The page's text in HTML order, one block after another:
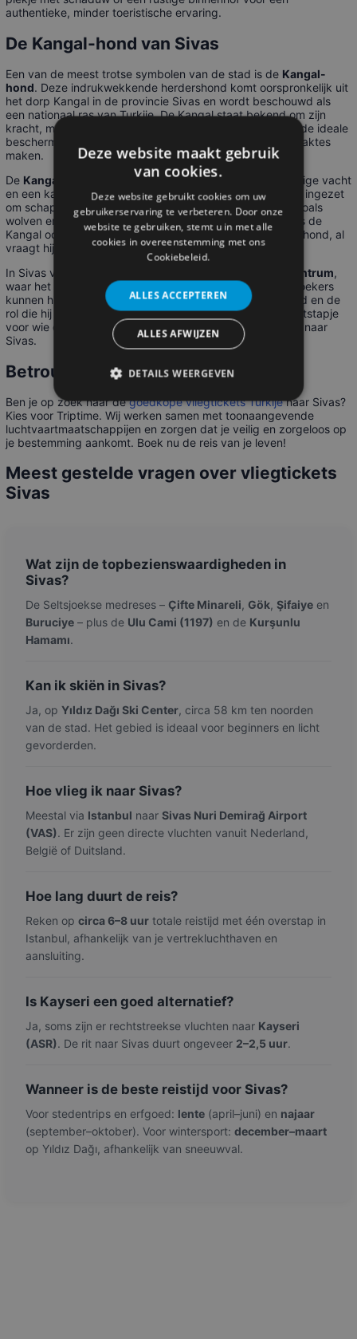
authentieke, minder toeristische ervaring.
De Kangal-hond van Sivas
Een van de meest trotse symbolen van de stad is de Kangal-
hond. Deze indrukwekkende herdershond komt oorspronkelijk uit
het dorp Kangal in de provincie Sivas en wordt beschouwd als
een nationaal ras van Turkije. De Kangal staat bekend om zijn
kracht, moed en loyaliteit — eigenschappen die hem tot de ideale
beschermer van kuddes in de uitgestrekte Anatolische vlaktes
maken.
De Kangal
is groot en gespierd, met een korte zandkleurige vacht
en een karakteristieke zwarte snuit. Hij wordt traditioneel ingezet
om schapen en geiten te beschermen tegen roofdieren zoals
wolven en beren. Dankzij zijn kalme, evenwichtige aard is de
Kangal ook populair geworden als waak- en gezelschapshond, al
vraagt hij om voldoende ruimte en training.
In Sivas vind je zelfs een
Kangal Fok- en Onderzoekscentrum,
waar het ras wordt beschermd en zuiver gehouden. Bezoekers
kunnen hier meer leren over de geschiedenis van de hond en de
rol die hij speelt in het Turkse erfgoed. Het is een uniek uitstapje
voor wie dieren en cultuur wil combineren tijdens zijn reis naar
Sivas.
Betrouwbaar en veilig
Ben je op zoek naar degoedkope vliegtickets Turkijenaar Sivas?
Kies voor Triptime. Wij werken samen met toonaangevende
luchtvaartmaatschappijen en zorgen dat je veilig en zorgeloos op
je bestemming aankomt. Boek nu de reis van je leven!
Meest gestelde vragen over vliegtickets
Sivas
Wat zijn de topbezienswaardigheden in
Sivas?
De Seltsjoekse medreses – Çifte Minareli, Gök, Şifaiye en
Buruciye – plus de Ulu Cami (1197) en de Kurşunlu
Hamamı.
Kan ik skiën in Sivas?
Ja, op Yıldız Dağı Ski Center, circa 58 km ten noorden
van de stad. Het gebied is ideaal voor beginners en licht
gevorderden.
Hoe vlieg ik naar Sivas?
Meestal via Istanbul naar Sivas Nuri Demirağ Airport
(VAS). Er zijn geen directe vluchten vanuit Nederland,
België of Duitsland.
Hoe lang duurt de reis?
Reken op circa 6–8 uur totale reistijd met één overstap in
Istanbul, afhankelijk van je vertrekluchthaven en
aansluiting.
Is Kayseri een goed alternatief?
Ja, soms zijn er rechtstreekse vluchten naar Kayseri
(ASR). De rit naar Sivas duurt ongeveer 2–2,5 uur.
Wanneer is de beste reistijd voor Sivas?
Voor stedentrips en erfgoed: lente (april–juni) en najaar
(september–oktober). Voor wintersport: december–maart
op Yıldız Dağı, afhankelijk van sneeuwval.
Deze website maakt gebruik
van cookies.
Deze website gebruikt cookies om uw
gebruikerservaring te verbeteren. Door onze
website te gebruiken, stemt u in met alle
cookies in overeenstemming met ons
Cookiebeleid.
ALLES ACCEPTEREN
ALLES AFWIJZEN
DETAILS WEERGEVEN